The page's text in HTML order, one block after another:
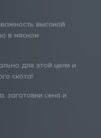
высокой
в мясном
для этой цели и
скота!
заготовки сена и